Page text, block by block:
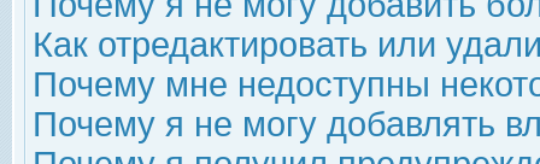
Как отредактировать или
Почему мне недоступны
Почему я не могу добавлять